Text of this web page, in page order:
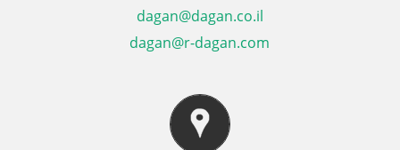
dagan@dagan.co.il
dagan@r-dagan.com